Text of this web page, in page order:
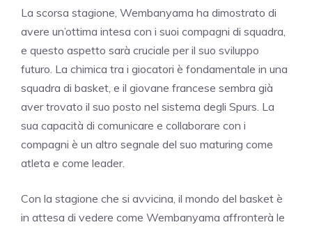
La scorsa stagione, Wembanyama ha dimostrato di
avere un’ottima intesa con i suoi compagni di squadra,
e questo aspetto sarà cruciale per il suo sviluppo
futuro. La chimica tra i giocatori è fondamentale in una
squadra di basket, e il giovane francese sembra già
aver trovato il suo posto nel sistema degli Spurs. La
sua capacità di comunicare e collaborare con i
compagni è un altro segnale del suo maturing come
atleta e come leader.
Con la stagione che si avvicina, il mondo del basket è
in attesa di vedere come Wembanyama affronterà le